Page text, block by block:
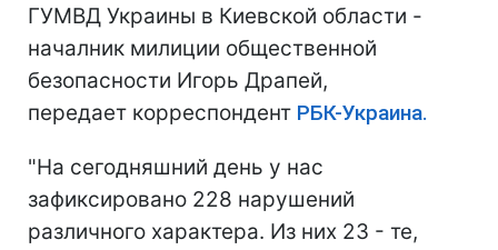
ГУМВД Украины в Киевской области -
началник милиции общественной
безопасности Игорь Драпей,
передает корреспондент РБК-Украина.
"На сегодняшний день у нас
зафиксировано 228 нарушений
различного характера. Из них 23 - те,